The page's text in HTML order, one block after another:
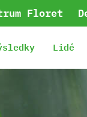
Floret
Lidé